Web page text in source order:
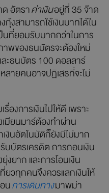
ด อัตราค่าเงินอยู่ที่ 35 จ๊าด
งสามารถใช้เงินบาทได้ใน
นที่ยอมรับมากกว่าในการ
าพของธนบัตรจะต้องใหม่
ละธนบัตร 100 ดอลลาร์
ายคนอาจปฏิเสธที่จะไม่
องการเงินไปให้ดี เพราะ
เมียนมาร์ต้องทำผ่าน
งินอัตโนมัติก็ยังมีไม่มาก
บบัตรเครดิต การถอนเงิน
ยาก และการโอนเงิน
ยวทุกคนจึงควรแลกเงินให้
นการเดินทางมาพม่า